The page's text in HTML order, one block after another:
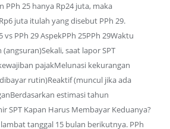
25 hanya Rp24 juta, maka
juta itulah yang disebut PPh 29.
vs PPh 29 AspekPPh 25PPh 29Waktu
saat lapor SPT
pajakMelunasi kekurangan
rutin)Reaktif (muncul jika ada
estimasi tahun
SPT Kapan Harus Membayar Keduanya?
tanggal 15 bulan berikutnya. PPh